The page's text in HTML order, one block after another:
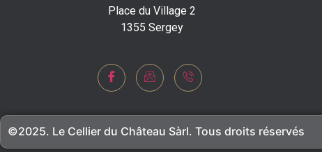
Place du Village 2
1355 Sergey
©2025. Le Cellier du Château Sàrl. Tous droits réservés